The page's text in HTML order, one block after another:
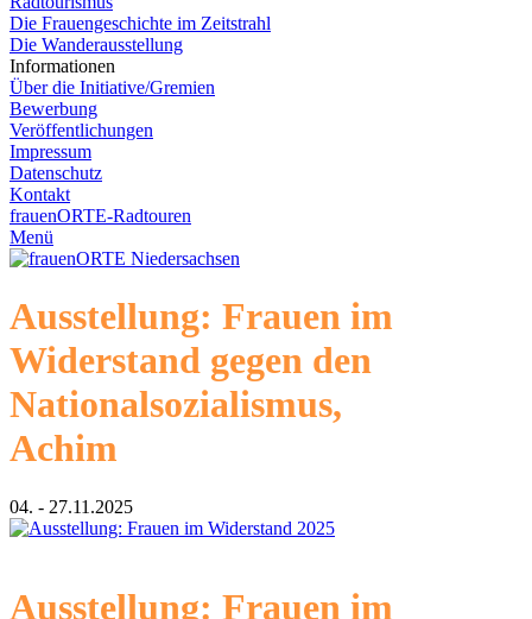
Die Frauengeschichte im Zeitstrahl
Die Wanderausstellung
Informationen
Über die Initiative/Gremien
Bewerbung
Veröffentlichungen
Impressum
Datenschutz
Kontakt
frauenORTE-Radtouren
Menü
Ausstellung: Frauen im
Widerstand gegen den
Nationalsozialismus,
Achim
04. - 27.11.2025
Ausstellung: Frauen im